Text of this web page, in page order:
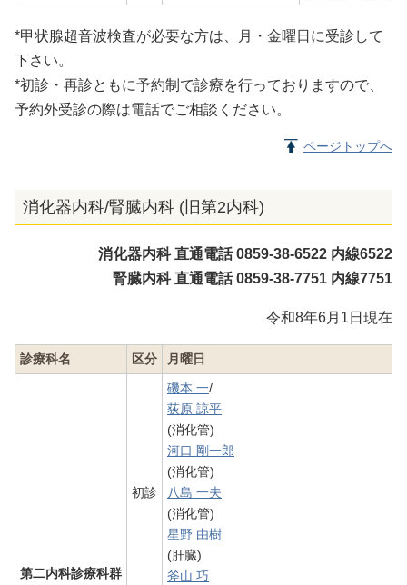
*甲状腺超音波検査が必要な方は、月・金曜日に受診して
下さい。
*初診・再診ともに予約制で診療を行っておりますので、
予約外受診の際は電話でご相談ください。
ページトップへ
消化器内科/腎臓内科 (旧第2内科)
消化器内科 直通電話 0859-38-6522 内線6522
腎臓内科 直通電話 0859-38-7751 内線7751
令和8年6月1日現在
診療科名 区分 月曜日
第二内科診療科群
初診
磯本 一/
荻原 諒平
(消化管)
河口 剛一郎
(消化管)
八島 一夫
(消化管)
星野 由樹
(肝臓)
斧山 巧